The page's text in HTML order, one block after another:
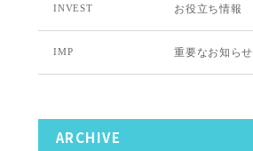
INVEST お役立ち情報
IMP 重要なお知らせ
ARCHIVE